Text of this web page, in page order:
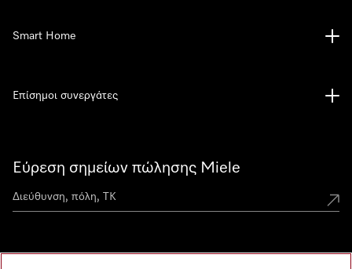
Εύρεση σημείων πώλησης Miele
Smart Home
Επίσημοι συνεργάτες